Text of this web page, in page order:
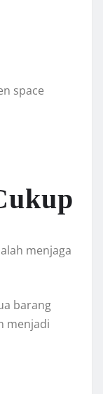
space
menjaga
barang
menjadi